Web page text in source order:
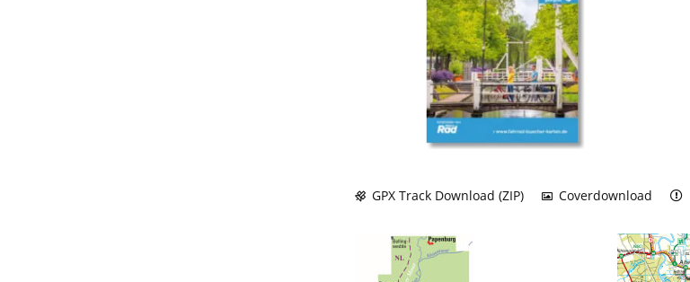
GPX Track Download (ZIP) Coverdownload